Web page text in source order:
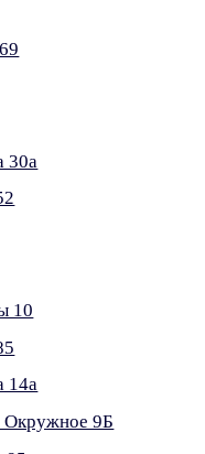
30а
10
14а
Окружное 9Б